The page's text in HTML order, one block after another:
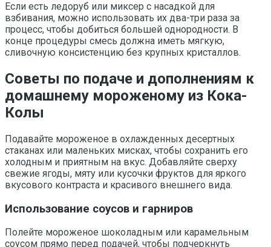
Если есть ледоруб или миксер с насадкой для
взбивания, можно использовать их два-три раза за
процесс, чтобы добиться большей однородности. В
конце процедуры смесь должна иметь мягкую,
сливочную консистенцию без крупных кристаллов.
Советы по подаче и дополнениям к
домашнему мороженому из Кока-
Колы
Подавайте мороженое в охлажденных десертных
стаканах или маленьких мисках, чтобы сохранить его
холодным и приятным на вкус. Добавляйте сверху
свежие ягоды, мяту или кусочки фруктов для яркого
вкусового контраста и красивого внешнего вида.
Использование соусов и гарниров
Полейте мороженое шоколадным или карамельным
соусом прямо перед подачей, чтобы подчеркнуть